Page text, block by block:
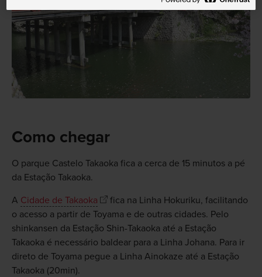
Como chegar
O parque Castelo Takaoka fica a cerca de 15 minutos a pé
da Estação Takaoka.
A Cidade de Takaoka
fica na Linha Hokuriku, facilitando
o acesso a partir de Toyama e de outras cidades. Pelo
shinkansen da Estação Shin-Takaoka até a Estação
Takaoka é necessário baldear para a Linha Johana. Para ir
direto de Toyama pegue a Linha Ainokaze até a Estação
Takaoka (20min).